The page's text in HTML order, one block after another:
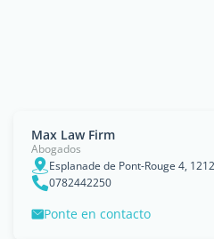
Max Law Firm
Abogados
Esplanade de Pont-Rouge 4,
0782442250
Ponte en contacto